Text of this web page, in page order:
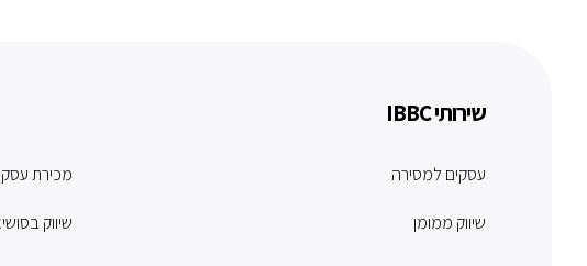
שירותי IBBC
מכירת עסק
שיווק
עסקים למסירה
שיווק ממומן